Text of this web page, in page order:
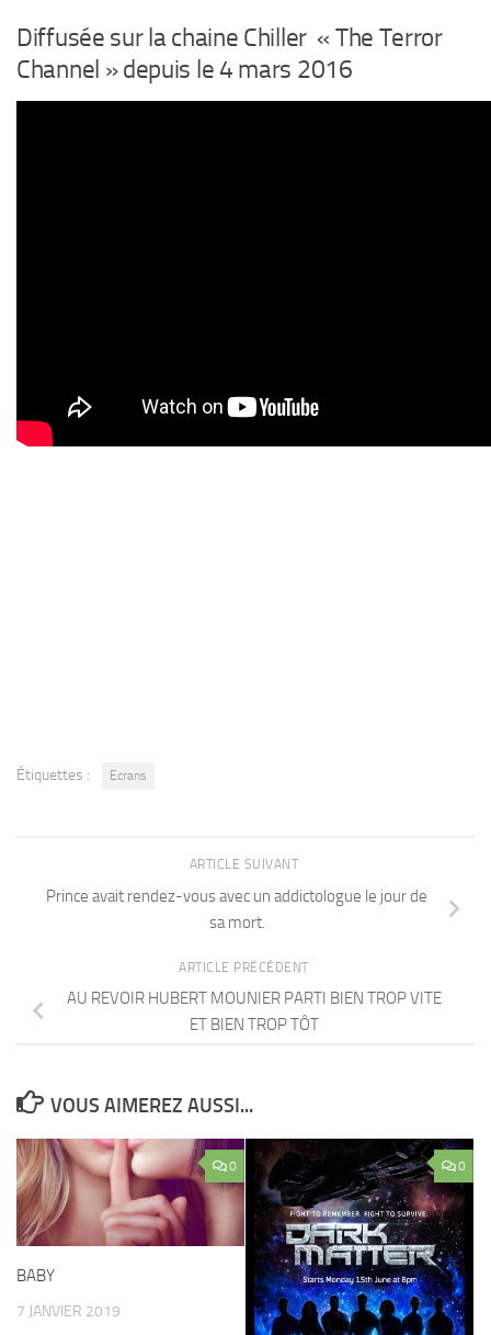
Diffusée sur la chaine Chiller « The Terror
Channel » depuis le 4 mars 2016
Étiquettes : Ecrans
ARTICLE SUIVANT
Prince avait rendez-vous avec un addictologue le jour de
sa mort.
ARTICLE PRÉCÉDENT
AU REVOIR HUBERT MOUNIER PARTI BIEN TROP VITE
ET BIEN TROP TÔT
VOUS AIMEREZ AUSSI...
0
BABY
7 JANVIER 2019
0